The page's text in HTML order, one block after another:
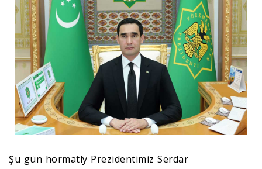
Şu gün hormatly Prezidentimiz Serdar